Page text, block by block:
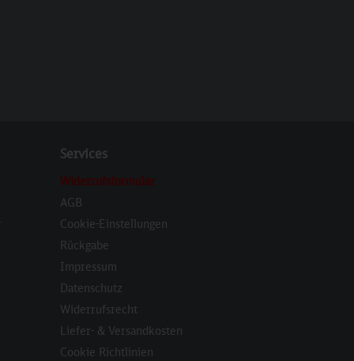
Services
Widerrufsformular
AGB
Cookie-Einstellungen
Rückgabe
Impressum
Datenschutz
Widerrufsrecht
Liefer- & Versandkosten
Cookie Richtlinien